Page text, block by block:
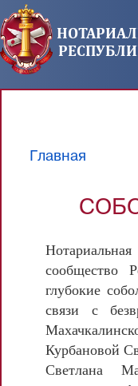
Перейти к
Главная
сообщество
глубокие
связи с
Курбановой
Светлана